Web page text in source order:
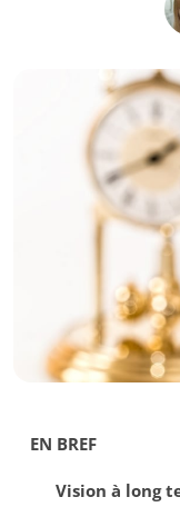
EN BREF
Vision à long